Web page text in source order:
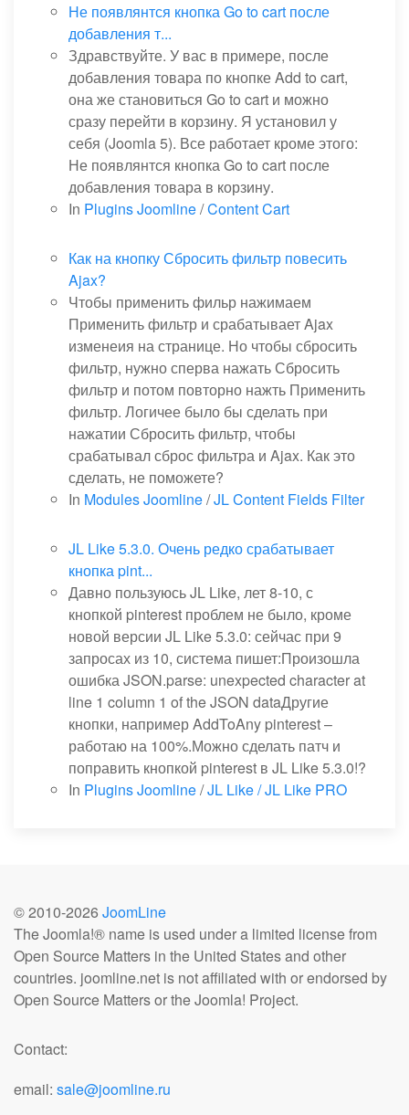
Не появлянтся кнопка Go to cart после
добавления т...
Здравствуйте. У вас в примере, после
добавления товара по кнопке Add to cart,
она же становиться Go to cart и можно
сразу перейти в корзину. Я установил у
себя (Joomla 5). Все работает кроме этого:
Не появлянтся кнопка Go to cart после
добавления товара в корзину.
In Plugins Joomline/Content Cart
Как на кнопку Сбросить фильтр повесить
Ajax?
Чтобы применить фильр нажимаем
Применить фильтр и срабатывает Ajax
изменеия на странице. Но чтобы сбросить
фильтр, нужно сперва нажать Сбросить
фильтр и потом повторно нажть Применить
фильтр. Логичее было бы сделать при
нажатии Сбросить фильтр, чтобы
срабатывал сброс фильтра и Ajax. Как это
сделать, не поможете?
In Modules Joomline/JL Content Fields Filter
JL Like 5.3.0. Очень редко срабатывает
кнопка pint...
Давно пользуюсь JL Like, лет 8-10, с
кнопкой pinterest проблем не было, кроме
новой версии JL Like 5.3.0: сейчас при 9
запросах из 10, система пишет:Произошла
ошибка JSON.parse: unexpected character at
line 1 column 1 of the JSON dataДругие
кнопки, например AddToAny pinterest –
работаю на 100%.Можно сделать патч и
поправить кнопкой pinterest в JL Like 5.3.0!?
In Plugins Joomline/JL Like / JL Like PRO
© 2010-2026 JoomLine
The Joomla!® name is used under a limited license from
Open Source Matters in the United States and other
countries. joomline.net is not affiliated with or endorsed by
Open Source Matters or the Joomla! Project.
Contact:
email: sale@joomline.ru